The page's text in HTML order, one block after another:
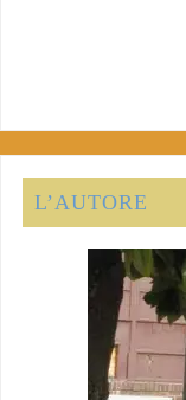
L’AUTORE